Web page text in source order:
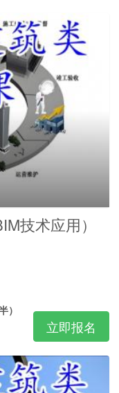
技术应用）
）
立即报名